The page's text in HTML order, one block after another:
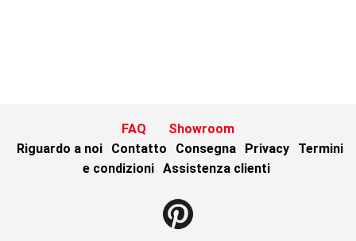
FAQ
Showroom
Riguardo a noi
Contatto Consegna Privacy
Termini
e condizioni Assistenza clienti